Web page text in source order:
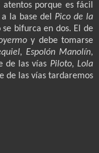
porque es fácil
la base del Pico de la
bifurca en dos. El de
y debe tomarse
Espolón Manolín,
de las vías Piloto, Lola
de las vías tardaremos